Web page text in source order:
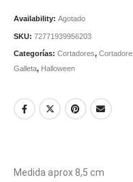
Availability: Agotado
SKU: 72771939956203
Categorías: Cortadores,
Galleta, Halloween
Medida aprox 8,5 cm